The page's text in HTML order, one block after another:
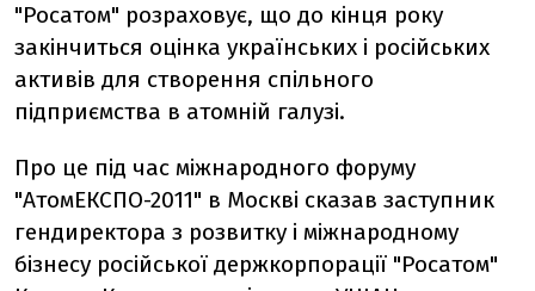
"Росатом" розраховує, що до кінця року
закінчиться оцінка українських і російських
активів для створення спільного
підприємства в атомній галузі.
Про це під час міжнародного форуму
"АтомЕКСПО-2011" в Москві сказав заступник
гендиректора з розвитку і міжнародному
бізнесу російської держкорпорації "Росатом"